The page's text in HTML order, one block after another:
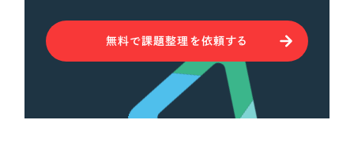
その他
無料で課題整理を依頼する